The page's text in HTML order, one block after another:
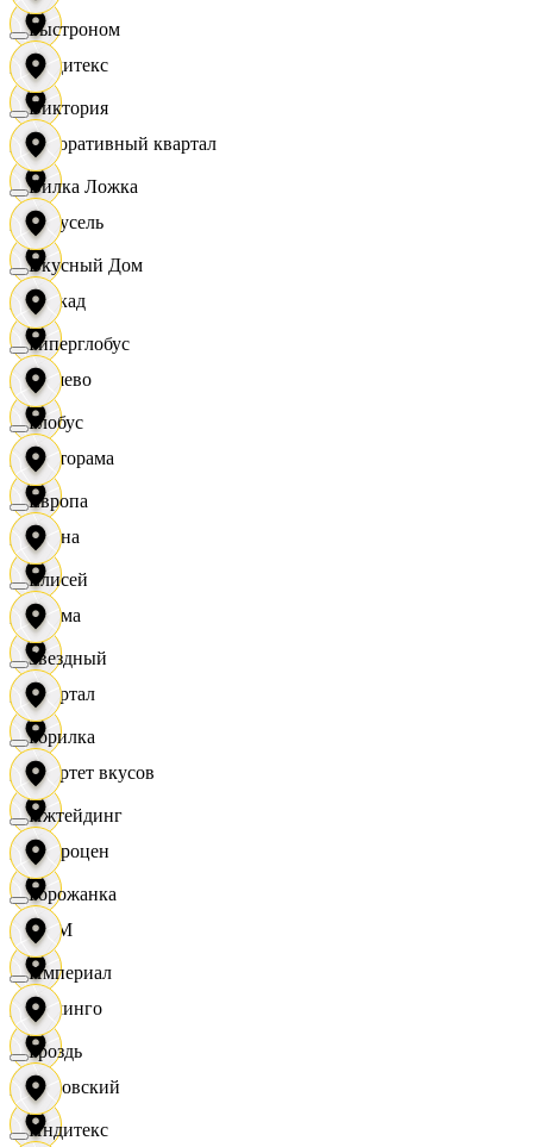
Индитекс
Декоративный квартал
Карусель
Каскад
Дёшево
Касторама
Диана
Дисма
Квартал
Квартет вкусов
Доброцен
ДОМ
Доминго
Кировский
Быстроном
Виктория
Вилка Ложка
Вкусный Дом
Гиперглобус
Глобус
Европа
Елисей
Звездный
Горилка
Ижтейдинг
Горожанка
Империал
Гроздь
Индитекс